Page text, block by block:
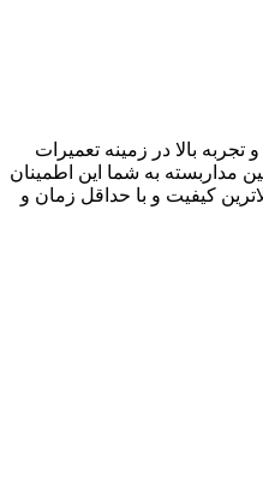
بالا در زمینه تعمیرات
مداربسته به شما این اطمینان
کیفیت و با حداقل زمان و